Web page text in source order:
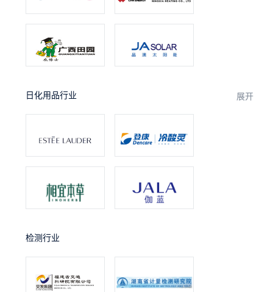
日化用品行业 展开
检测行业